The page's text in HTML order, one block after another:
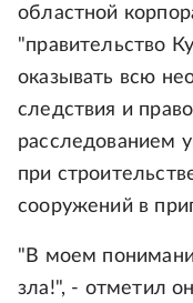
областной
"правительство
оказывать всю
следствия и
расследованием
при
сооружений в
"В моем
зла!", - отметил